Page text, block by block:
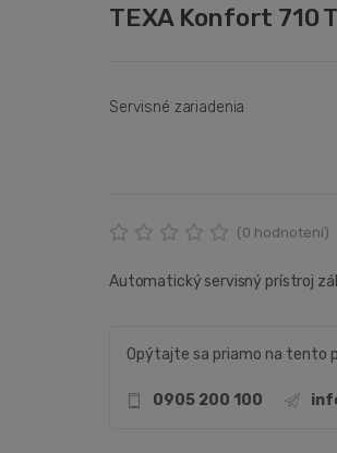
TEXA Konfort 710
Servisné zariadenia
(0 hodnotení)
Automatický servisný prístroj
Opýtajte sa priamo na tento
0905 200 100